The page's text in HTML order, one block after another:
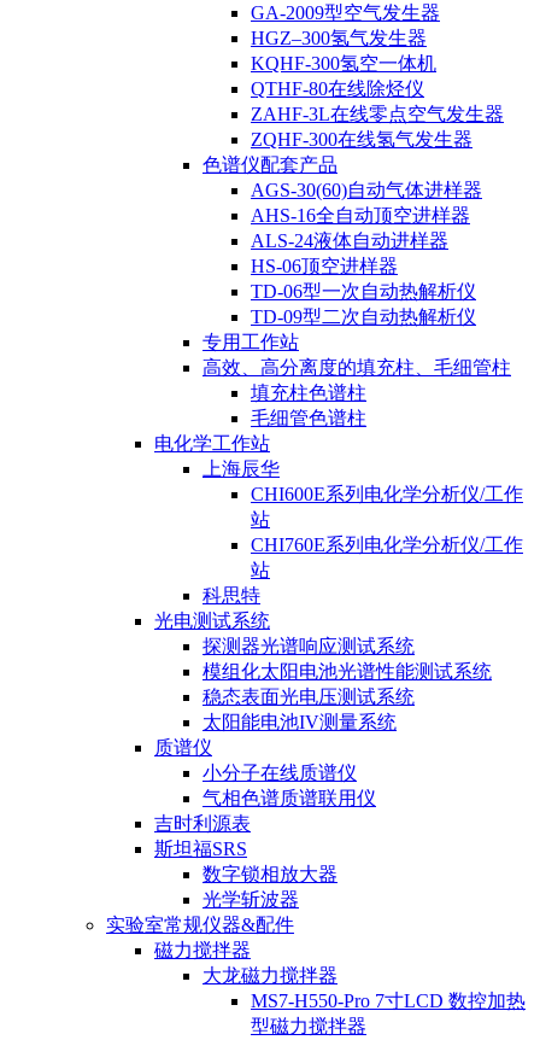
GA-2009型空气发生器
HGZ–300氢气发生器
KQHF-300氢空一体机
QTHF-80在线除烃仪
ZAHF-3L在线零点空气发生器
ZQHF-300在线氢气发生器
色谱仪配套产品
AGS-30(60)自动气体进样器
AHS-16全自动顶空进样器
ALS-24液体自动进样器
HS-06顶空进样器
TD-06型一次自动热解析仪
TD-09型二次自动热解析仪
专用工作站
高效、高分离度的填充柱、毛细管柱
填充柱色谱柱
毛细管色谱柱
电化学工作站
上海辰华
CHI600E系列电化学分析仪/工作
站
CHI760E系列电化学分析仪/工作
站
科思特
光电测试系统
探测器光谱响应测试系统
模组化太阳电池光谱性能测试系统
稳态表面光电压测试系统
太阳能电池IV测量系统
质谱仪
小分子在线质谱仪
气相色谱质谱联用仪
吉时利源表
斯坦福SRS
数字锁相放大器
光学斩波器
实验室常规仪器&配件
磁力搅拌器
大龙磁力搅拌器
MS7-H550-Pro 7寸LCD 数控加热
型磁力搅拌器